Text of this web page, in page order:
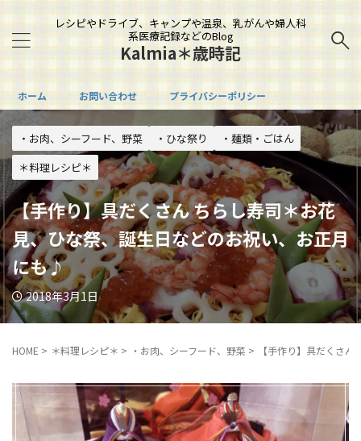
レシピやドライブ、キャンプや温泉、乳がんや婦人科
系医療記録などのBlog
Kalmia＊歳時記
ホーム お問い合わせ プライバシーポリシー
・お肉、シーフード、野菜 ・ひな祭り
・麺類・ごはん
＊料理レシピ＊
【手作り】具だくさん ちらし寿司＊お花
見、ひな祭、誕生日などのお祝い、お正月
にも♪
2018年3月1日
HOME > ＊料理レシピ＊ > ・お肉、シーフード、野菜 > 【手作り】具だくさ